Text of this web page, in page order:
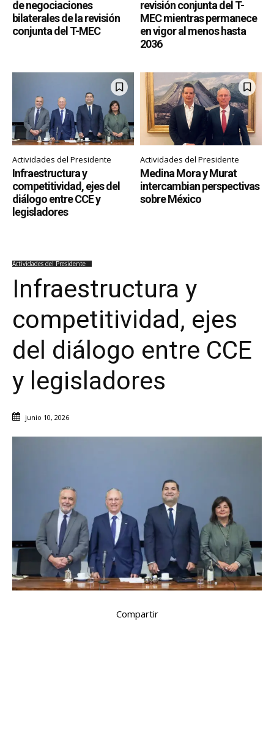
de negociaciones
bilaterales de la revisión
conjunta del T-MEC
revisión conjunta del T-
MEC mientras permanece
en vigor al menos hasta
2036
Actividades del Presidente
Infraestructura y
competitividad, ejes del
diálogo entre CCE y
legisladores
Actividades del Presidente
Medina Mora y Murat
intercambian perspectivas
sobre México